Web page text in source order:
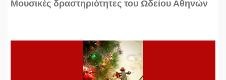
Mουσικές δραστηριότητες του Ωδείου Αθηνών